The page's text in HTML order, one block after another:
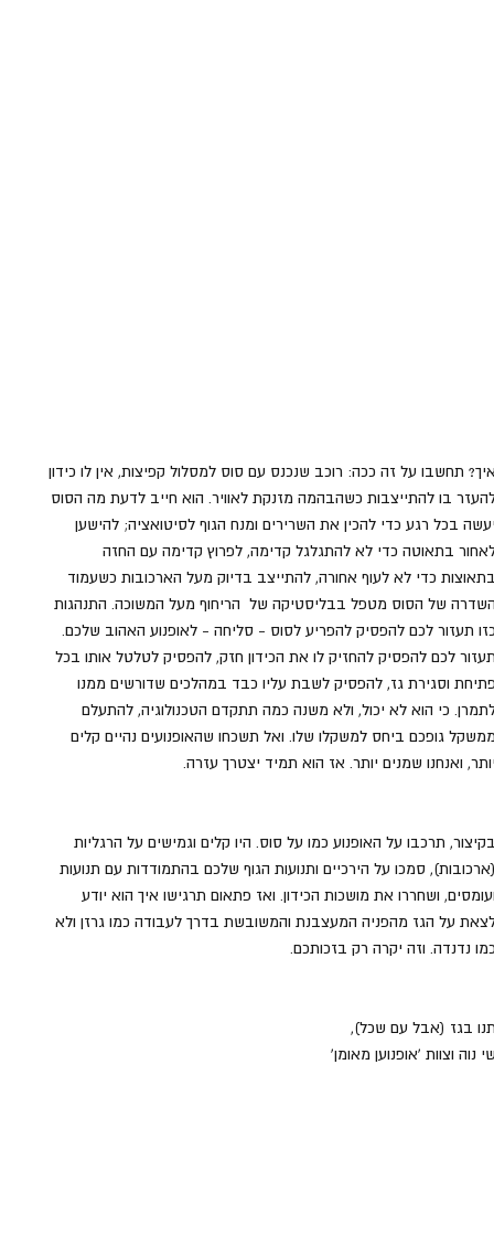
תחשבו על זה ככה: רוכב שנכנס עם סוס למסלול קפיצות, אין לו כידון
בו להתייצבות כשהבהמה מזנקת לאוויר. הוא חייב לדעת מה הסוס
בכל רגע כדי להכין את השרירים ומנח הגוף לסיטואציה; להישען
בתאוטה כדי לא להתגלגל קדימה, לפרוץ קדימה עם החזה
כדי לא לעוף אחורה, להתייצב בדיוק מעל הארכובות כשעמוד
של הסוס מטפל בבליסטיקה של  הריחוף מעל המשוכה. התנהגות
תעזור לכם להפסיק להפריע לסוס - סליחה - לאופנוע האהוב שלכם.
לכם להפסיק להחזיק לו את הכידון חזק, להפסיק לטלטל אותו בכל
וסגירת גז, להפסיק לשבת עליו כבד במהלכים שדורשים ממנו
כי הוא לא יכול, ולא משנה כמה תתקדם הטכנולוגיה, להתעלם
גופכם ביחס למשקלו שלו. ואל תשכחו שהאופנועים נהיים קלים
ואנחנו שמנים יותר. אז הוא תמיד יצטרך עזרה.
תרכבו על האופנוע כמו על סוס. היו קלים וגמישים על הרגליות
סמכו על הירכיים ותנועות הגוף שלכם בהתמודדות עם תנועות
ושחררו את מושכות הכידון. ואז פתאום תרגישו איך הוא יודע
על הגז מהפניה המעצבנת והמשובשת בדרך לעבודה כמו גרזן ולא
נדנדה. וזה יקרה רק בזכותכם.
בגז (אבל עם שכל),
נוה וצוות 'אופנוען מאומן'